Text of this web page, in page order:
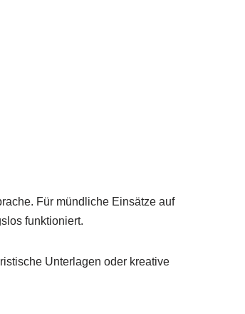
Für mündliche Einsätze auf
funktioniert.
Unterlagen oder kreative